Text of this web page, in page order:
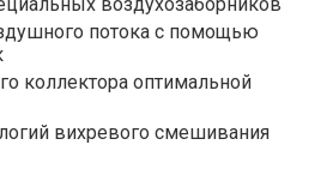
потока с помощью
коллектора оптимальной
вихревого смешивания